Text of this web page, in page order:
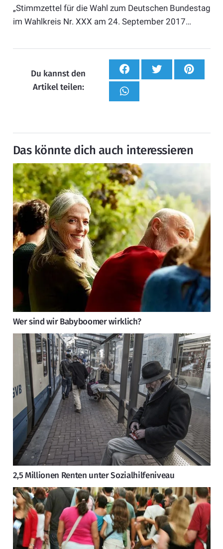
„Stimmzettel für die Wahl zum Deutschen Bundestag
im Wahlkreis Nr. XXX am 24. September 2017…
Du kannst den
Artikel teilen:
Das könnte dich auch interessieren
Wer sind wir Babyboomer wirklich?
2,5 Millionen Renten unter Sozialhilfeniveau